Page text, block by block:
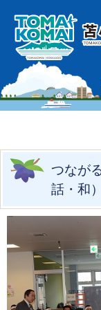
つなが
話・和